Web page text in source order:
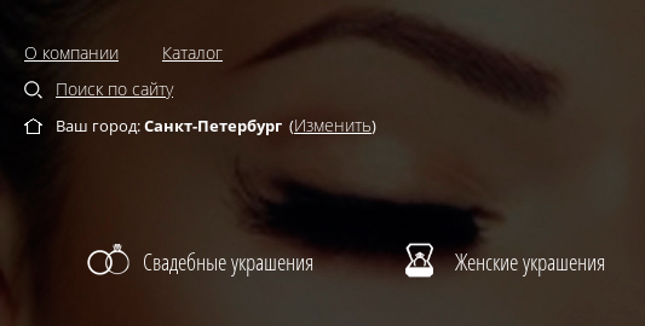
О компании
Каталог
Поиск по сайту
Ваш город:Санкт-Петербург (Изменить)
Свадебные украшения Женские украшения